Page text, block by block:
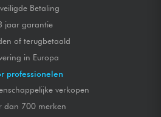
Betaling
jaar garantie
of terugbetaald
in Europa
professionelen
verkopen
dan 700 merken